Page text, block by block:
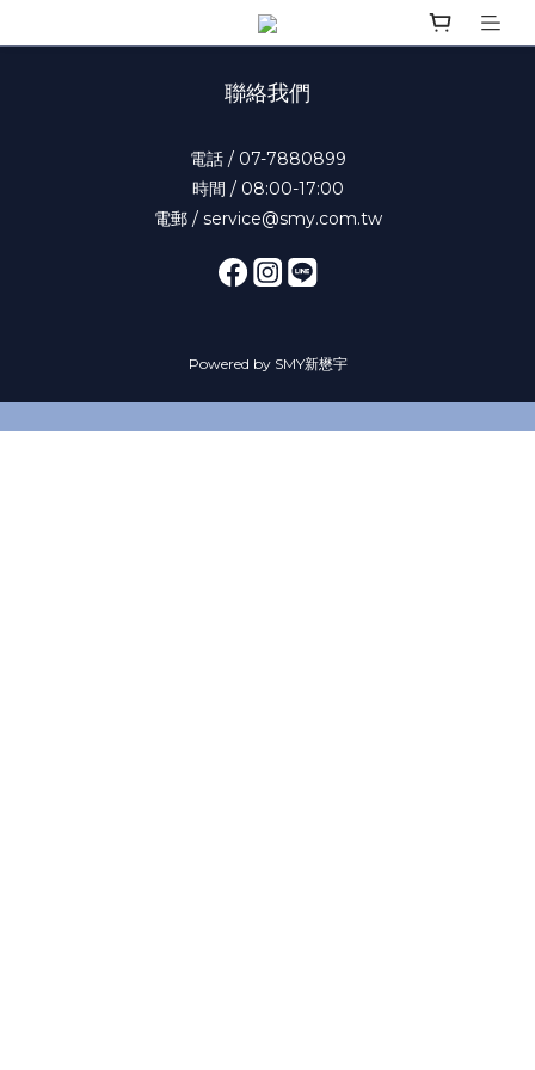
聯絡我們
電話 / 07-7880899
時間 / 08:00-17:00
電郵 / service@smy.com.tw
Powered by SMY新懋宇